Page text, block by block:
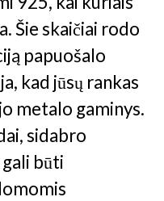
Šie skaičiai rodo
papuošalo
kad jūsų rankas
metalo gaminys.
sidabro
būti